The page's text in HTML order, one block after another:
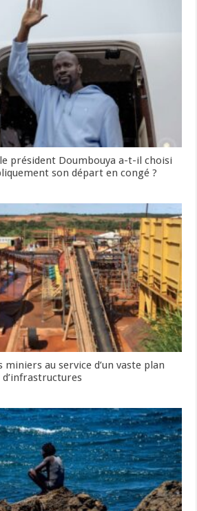
président Doumbouya a-t-il choisi
son départ en congé ?
miniers au service d’un vaste plan
d’infrastructures